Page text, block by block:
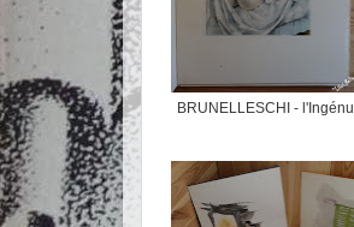
BRUNELLESCHI - l'Ingénu